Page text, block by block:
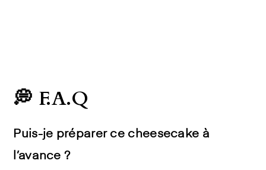
💭 F.A.Q
Puis-je préparer ce cheesecake à
l’avance ?